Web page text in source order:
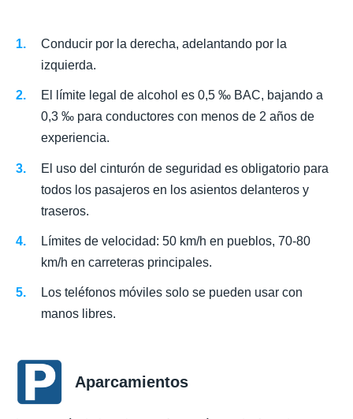
Conducir por la derecha, adelantando por la
izquierda.
El límite legal de alcohol es 0,5 ‰ BAC, bajando a
0,3 ‰ para conductores con menos de 2 años de
experiencia.
El uso del cinturón de seguridad es obligatorio para
todos los pasajeros en los asientos delanteros y
traseros.
Límites de velocidad: 50 km/h en pueblos, 70-80
km/h en carreteras principales.
Los teléfonos móviles solo se pueden usar con
manos libres.
Aparcamientos